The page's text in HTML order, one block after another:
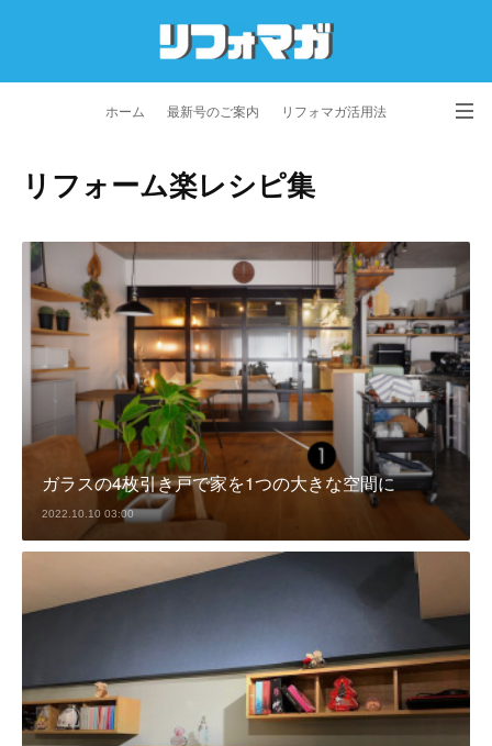
ホーム 最新号のご案内 リフォマガ活用法
お問い合わせ よくあるご質問
リフォーム楽レシピ集
ガラスの4枚引き戸で家を1つの大きな空間に
2022.10.10 03:00